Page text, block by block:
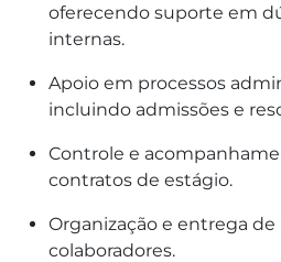
oferecendo suporte em
internas.
Apoio em processos
incluindo admissões e
Controle e
contratos de estágio.
Organização e entrega de
colaboradores.